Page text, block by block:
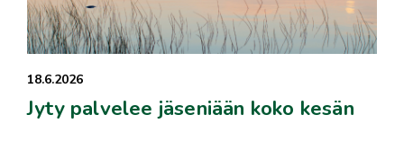
18.6.2026
Jyty palvelee jäseniään koko kesän